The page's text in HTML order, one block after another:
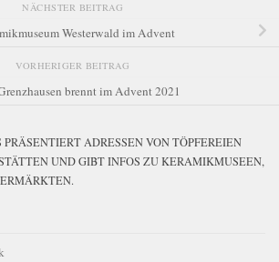
NÄCHSTER BEITRAG
Westerwald im Advent
VORHERIGER BEITRAG
brennt im Advent 2021
ADRESSEN VON TÖPFEREIEN
UND GIBT INFOS ZU KERAMIKMUSEEN,